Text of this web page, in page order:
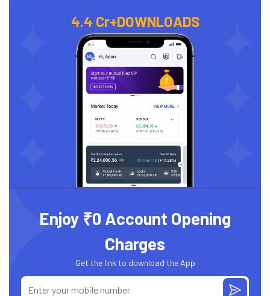
4.4 Cr+DOWNLOADS
Enjoy ₹0 Account Opening
Charges
Get the link to download the App